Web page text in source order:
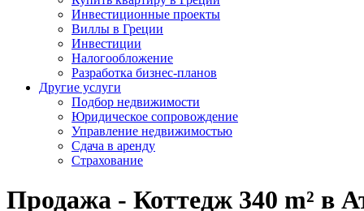
Инвестиционные проекты
Виллы в Греции
Инвестиции
Налогообложение
Разработка бизнес-планов
Другие услуги
Подбор недвижимости
Юридическое сопровождение
Управление недвижимостью
Сдача в аренду
Страхование
Продажа - Коттедж 340 m² в